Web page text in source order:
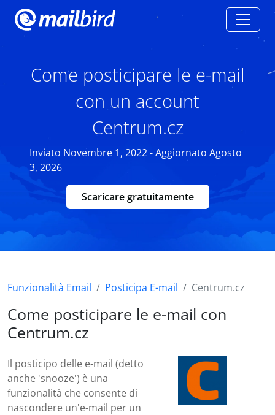
Come posticipare le e-mail
con un account
Centrum.cz
Inviato Novembre 1, 2022 - Aggiornato Agosto
3, 2026
Scaricare gratuitamente
Funzionalità Email Posticipa E-mail Centrum.cz
Come posticipare le e-mail con
Centrum.cz
Il posticipo delle e-mail (detto
anche 'snooze') è una
funzionalità che consente di
nascondere un'e-mail per un